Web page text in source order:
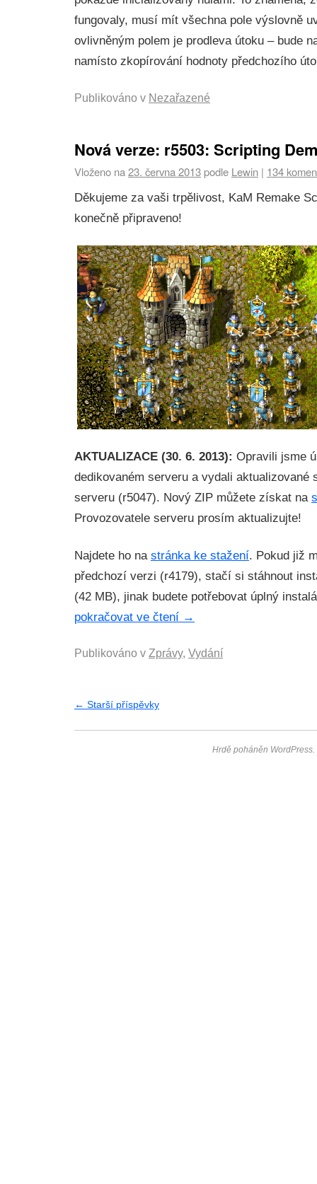
fungovaly, musí mít všechna pole výslovně
ovlivněným polem je prodleva útoku – bude
namísto zkopírování hodnoty předchozího
Publikováno v Nezařazené
Nová verze: r5503: Scripting
Vloženo na23. června 2013 podle Lewin | 134
Děkujeme za vaši trpělivost, KaM Remake
konečně připraveno!
AKTUALIZACE (30. 6. 2013): Opravili jsme
dedikovaném serveru a vydali aktualizované
serveru (r5047). Nový ZIP můžete získat na
Provozovatele serveru prosím aktualizujte!
Najdete ho na stránka ke stažení. Pokud již
předchozí verzi (r4179), stačí si stáhnout
(42 MB), jinak budete potřebovat úplný
pokračovat ve čtení →
Publikováno v Zprávy, Vydání
← Starší příspěvky
Hrdě poháněn WordPress.